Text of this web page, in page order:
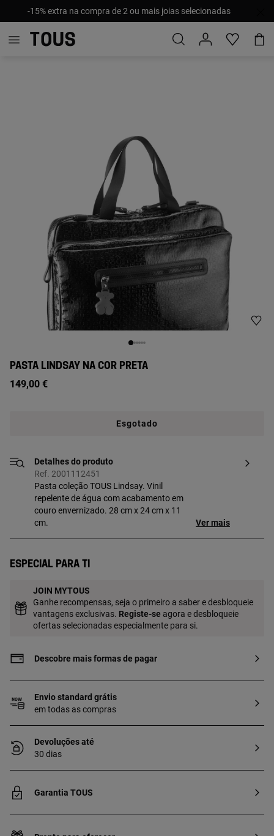
-15% extra na compra de 2 ou mais joias selecionadas
PASTA LINDSAY NA COR PRETA
149,00 €
Esgotado
Detalhes do produto
Ref. 2001112451
Pasta coleção TOUS Lindsay. Vinil
repelente de água com acabamento em
couro envernizado. 28 cm x 24 cm x 11
cm.
Ver mais
Especial para ti
JOIN MYTOUS
Ganhe recompensas, seja o primeiro a saber e desbloqueie
vantagens exclusivas. Registe-se agora e desbloqueie
ofertas selecionadas especialmente para si.
Descobre mais formas de pagar
Envio standard grátis
em todas as compras
Devoluções até
30 dias
Garantia TOUS